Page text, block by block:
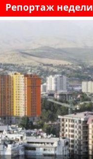
Репортаж недели